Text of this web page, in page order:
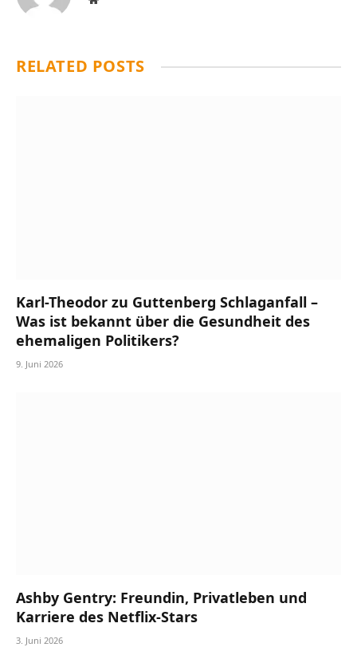
RELATED POSTS
Karl-Theodor zu Guttenberg Schlaganfall –
Was ist bekannt über die Gesundheit des
ehemaligen Politikers?
9. Juni 2026
Ashby Gentry: Freundin, Privatleben und
Karriere des Netflix-Stars
3. Juni 2026